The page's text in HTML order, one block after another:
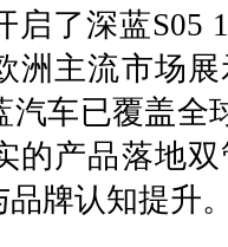
启了深蓝S05
洲主流市场
汽车已覆盖全
的产品落地
牌认知提升